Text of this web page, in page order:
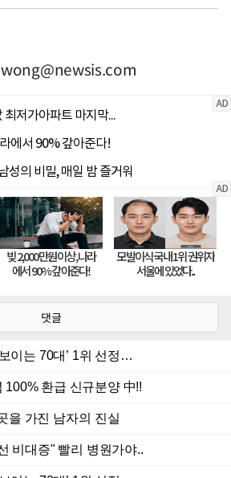
wong@newsis.com
댓글